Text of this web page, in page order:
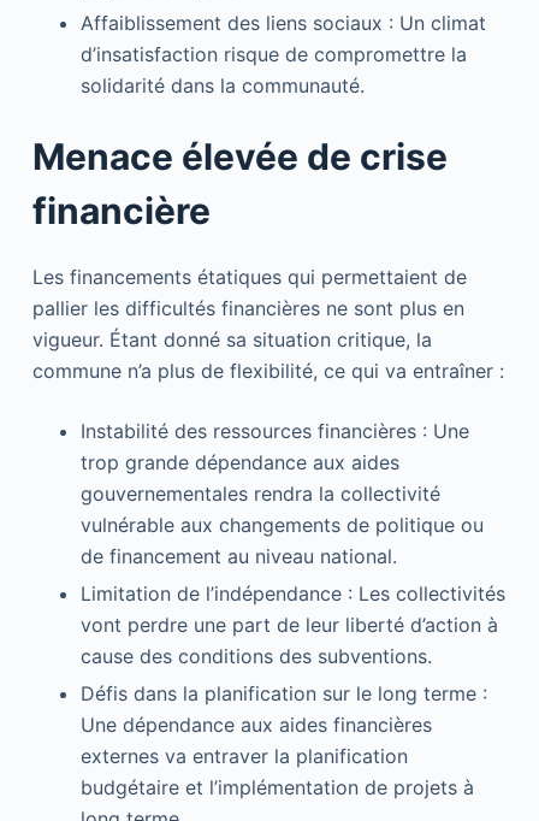
Affaiblissement des liens sociaux : Un climat
d’insatisfaction risque de compromettre la
solidarité dans la communauté.
Menace élevée de crise
financière
Les financements étatiques qui permettaient de
pallier les difficultés financières ne sont plus en
vigueur. Étant donné sa situation critique, la
commune n’a plus de flexibilité, ce qui va entraîner :
Instabilité des ressources financières : Une
trop grande dépendance aux aides
gouvernementales rendra la collectivité
vulnérable aux changements de politique ou
de financement au niveau national.
Limitation de l’indépendance : Les collectivités
vont perdre une part de leur liberté d’action à
cause des conditions des subventions.
Défis dans la planification sur le long terme :
Une dépendance aux aides financières
externes va entraver la planification
budgétaire et l’implémentation de projets à